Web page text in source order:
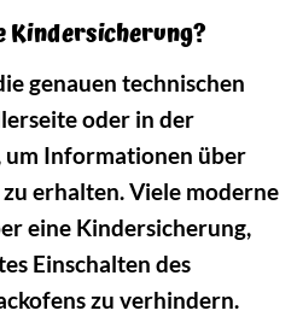
Kindersicherung?
genauen technischen
oder in der
um Informationen über
erhalten. Viele moderne
eine Kindersicherung,
Einschalten des
zu verhindern.